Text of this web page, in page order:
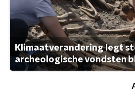
Klimaatverandering legt
archeologische vondsten